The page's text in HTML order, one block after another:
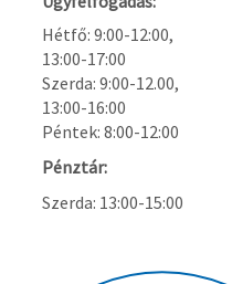
Hétfő: 9:00-12:00,
13:00-17:00
Szerda: 9:00-12.00,
13:00-16:00
Péntek: 8:00-12:00
Pénztár:
Szerda: 13:00-15:00